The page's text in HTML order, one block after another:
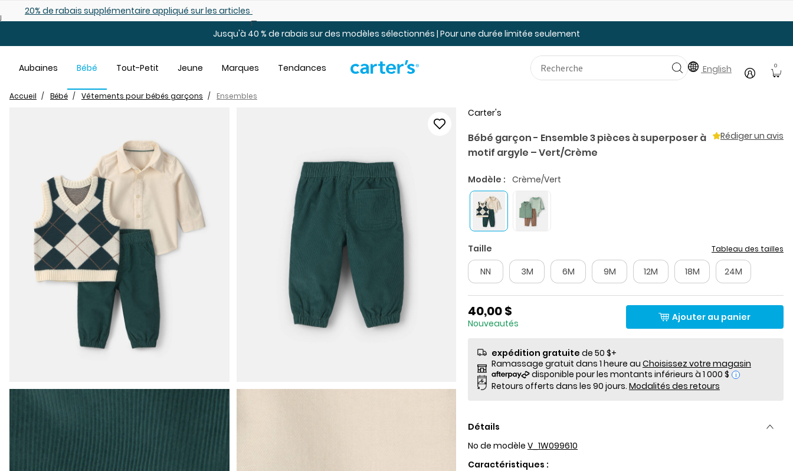
démarqués25% de rabais: modèles pour bébé
Jusqu'à 40 % de rabais sur des modèles sélectionnés | Pour une durée limitée seulement
Aubaines Bébé Tout-Petit Jeune Marques Tendances English 0
Accueil Bébé Vêtements pour bébés garçons Ensembles
Carter's
Bébé garçon - Ensemble 3 pièces à superposer à
motif argyle – Vert/Crème
Rédiger un avis
Modèle : Crème/Vert
Taille Tableau des tailles
NN 3M 6M 9M 12M 18M 24M
40,00 $
Nouveautés
Ajouter au panier
expédition gratuite de 50 $+
Ramassage gratuit dans 1 heure au Choisissez votre magasin
i
Retours offerts dans les 90 jours. Modalités des retours
Détails
No de modèle V_1W099610
Caractéristiques :